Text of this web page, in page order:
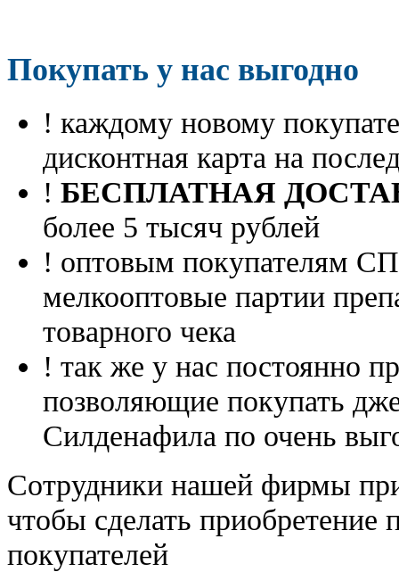
Покупать у нас выгодно
! каждому новому
дисконтная карта на
! БЕСПЛАТНАЯ
более 5 тысяч рублей
! оптовым покупателям
мелкооптовые партии
товарного чека
! так же у нас постоянно
позволяющие покупать
Силденафила по очень
Cотрудники нашей фирмы
чтобы сделать приобретение
покупателей